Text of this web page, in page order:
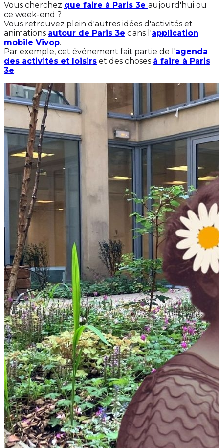
Vous cherchez que faire à Paris 3e aujourd'hui ou
ce week-end ?
Vous retrouvez plein d'autres idées d'activités et
animations autour de Paris 3e dans l'application
mobile Vivop.
Par exemple, cet événement fait partie de l'agenda
des activités et loisirs et des choses à faire à Paris
3e.